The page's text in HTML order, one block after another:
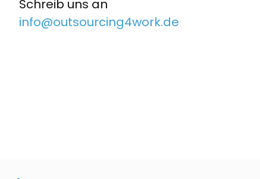
Schreib uns an
info@outsourcing4work.de